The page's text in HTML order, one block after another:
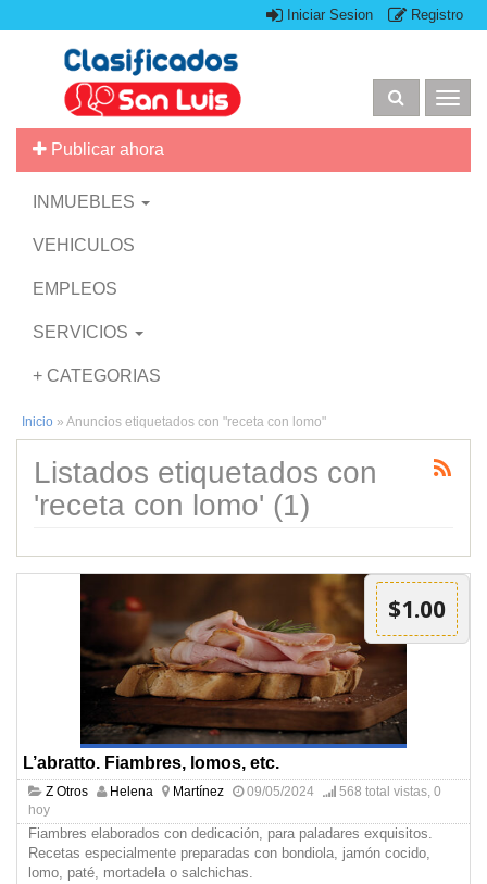
Iniciar Sesion Registro
Publicar ahora
INMUEBLES
VEHICULOS
EMPLEOS
SERVICIOS
+ CATEGORIAS
Inicio » Anuncios etiquetados con "receta con lomo"
Listados etiquetados con
'receta con lomo' (1)
$1.00
L’abratto. Fiambres, lomos, etc.
Z Otros Helena Martínez 09/05/2024
568 total vistas, 0
hoy
Fiambres elaborados con dedicación, para paladares exquisitos.
Recetas especialmente preparadas con bondiola, jamón cocido,
lomo, paté, mortadela o salchichas.